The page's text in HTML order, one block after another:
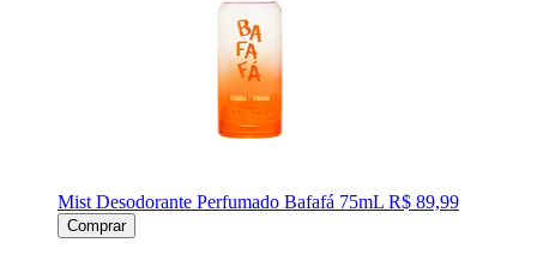
Mist Desodorante Perfumado Bafafá 75mL R$ 89,99
Comprar